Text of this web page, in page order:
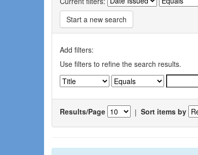
Start a new search
Add filters:
Use filters to refine the search results.
Results/Page | Sort items by